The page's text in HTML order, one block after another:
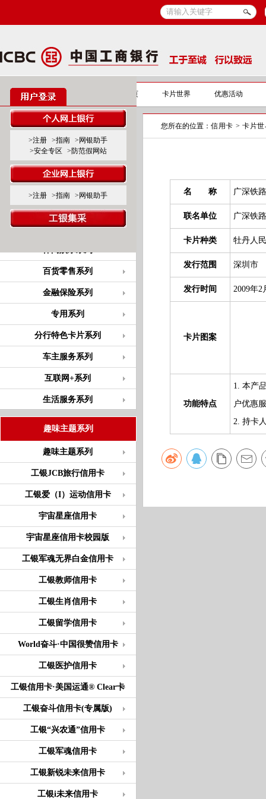
>注册 >指南
>网银助手
>安全专区
>防范假网站
>注册 >指南 >网银助手
信用卡 信用卡首页 卡片世界 优惠活动
标准卡产品系列
标准白金卡
标准金、普卡
联名卡产品系列
商旅服务系列
百货零售系列
金融保险系列
专用系列
分行特色卡片系列
车主服务系列
互联网+系列
生活服务系列
趣味主题系列
趣味主题系列
工银JCB旅行信用卡
工银爱（I）运动信用卡
宇宙星座信用卡
宇宙星座信用卡校园版
工银军魂无界白金信用卡
工银教师信用卡
工银生肖信用卡
工银留学信用卡
World奋斗·中国很赞信用卡
工银医护信用卡
工银信用卡·美国运通® Clear卡
工银奋斗信用卡(专属版)
工银“兴农通”信用卡
工银军魂信用卡
工银新锐未来信用卡
工银i未来信用卡
您所在的位置： 信用卡 > 卡片
名 称 广深铁
联名单位 广深铁
卡片种类 牡丹人
发行范围 深圳市
发行时间 2009年2
卡片图案
功能特点
1. 本产
户优惠
2. 持卡